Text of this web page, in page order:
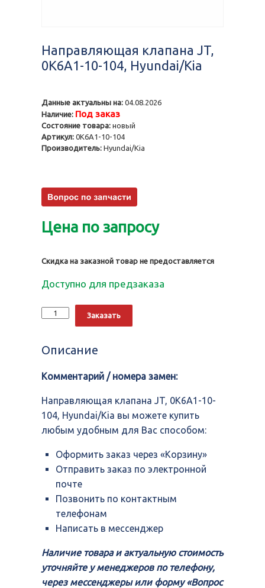
Направляющая клапана JT,
0K6A1-10-104, Hyundai/Kia
Данные актуальны на: 04.08.2026
Наличие: Под заказ
Состояние товара: новый
Артикул: 0K6A1-10-104
Производитель: Hyundai/Kia
Цена по запросу
Скидка на заказной товар не предоставляется
Доступно для предзаказа
Количество
Направляющая
0K6A1-
104,
Заказать
Описание
Комментарий / номера замен:
Направляющая клапана JT, 0K6A1-10-
104, Hyundai/Kia вы можете купить
любым удобным для Вас способом:
Оформить заказ через «Корзину»
Отправить заказ по электронной
почте
Позвонить по контактным
телефонам
Написать в мессенджер
Наличие товара и актуальную стоимость
уточняйте у менеджеров по телефону,
через мессенджеры или форму «Вопрос